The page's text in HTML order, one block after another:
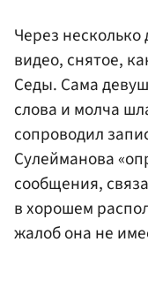
Через
видео, снятое,
Седы. Сама
слова и молча
сопроводил
Сулейманова
сообщения,
в хорошем
жалоб она не